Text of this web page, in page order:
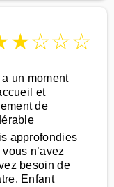
★☆☆☆
un moment
et
de
approfondies
n’avez
besoin de
Enfant